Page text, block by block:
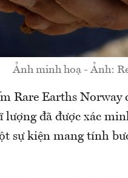
Ảnh minh hoạ - Ảnh:
Rare Earths Norway
lượng đã được xác
sự kiện mang tính